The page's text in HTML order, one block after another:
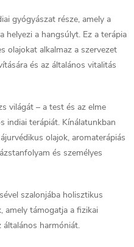
gyógyászat része, amely a
helyezi a hangsúlyt. Ez a terápia
olajokat alkalmaz a szervezet
és az általános vitalitás
világát – a test és az elme
indiai terápiát. Kínálatunkban
olajok, aromaterápiás
és személyes
szalonjába holisztikus
amely támogatja a fizikai
általános harmóniát.